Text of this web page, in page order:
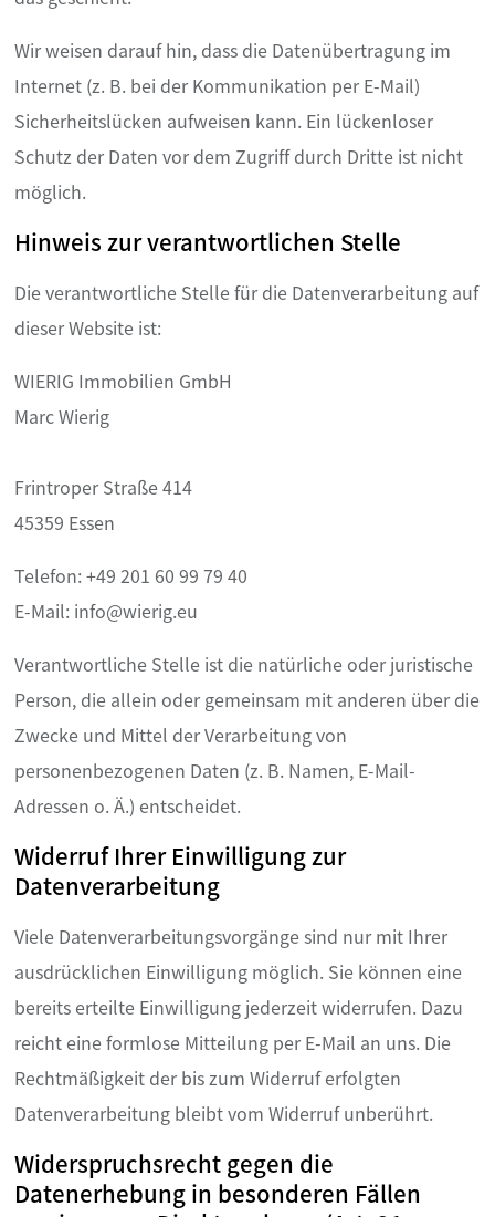
Wir weisen darauf hin, dass die Datenübertragung im
Internet (z. B. bei der Kommunikation per E-Mail)
Sicherheitslücken aufweisen kann. Ein lückenloser
Schutz der Daten vor dem Zugriff durch Dritte ist nicht
möglich.
Hinweis zur verantwortlichen Stelle
Die verantwortliche Stelle für die Datenverarbeitung auf
dieser Website ist:
WIERIG Immobilien GmbH
Marc Wierig
Frintroper Straße 414
45359 Essen
Telefon: +49 201 60 99 79 40
E-Mail: info@wierig.eu
Verantwortliche Stelle ist die natürliche oder juristische
Person, die allein oder gemeinsam mit anderen über die
Zwecke und Mittel der Verarbeitung von
personenbezogenen Daten (z. B. Namen, E-Mail-
Adressen o. Ä.) entscheidet.
Widerruf Ihrer Einwilligung zur
Datenverarbeitung
Viele Datenverarbeitungsvorgänge sind nur mit Ihrer
ausdrücklichen Einwilligung möglich. Sie können eine
bereits erteilte Einwilligung jederzeit widerrufen. Dazu
reicht eine formlose Mitteilung per E-Mail an uns. Die
Rechtmäßigkeit der bis zum Widerruf erfolgten
Datenverarbeitung bleibt vom Widerruf unberührt.
Widerspruchsrecht gegen die
Datenerhebung in besonderen Fällen